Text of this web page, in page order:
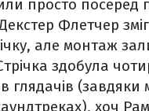
просто посеред
Флетчер зміг
але монтаж
здобула
(завдяки
хоч